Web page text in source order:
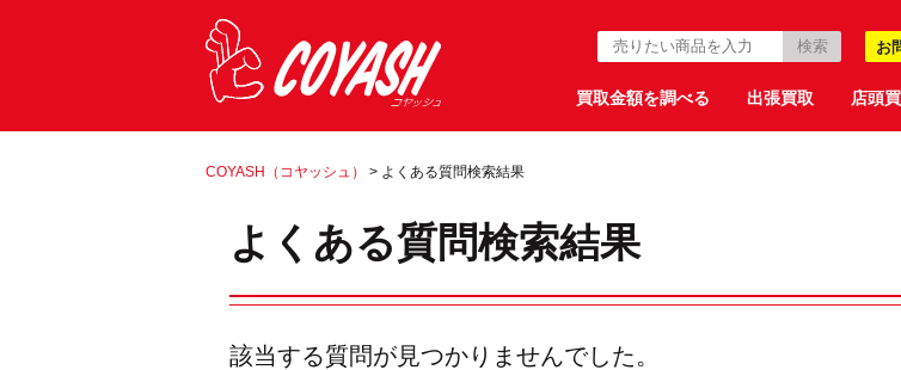
お
買取金額を調べる 出張買取 店頭
COYASH（コヤッシュ） > よくある質問検索結果
よくある質問検索結果
該当する質問が見つかりませんでした。